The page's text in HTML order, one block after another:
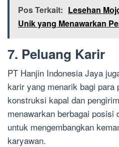
Pos Terkait: Lesehan
Unik yang Menawarkan
7. Peluang Karir
PT Hanjin Indonesia Jaya
karir yang menarik bagi para
konstruksi kapal dan
menawarkan berbagai posisi
untuk mengembangkan
karyawan.